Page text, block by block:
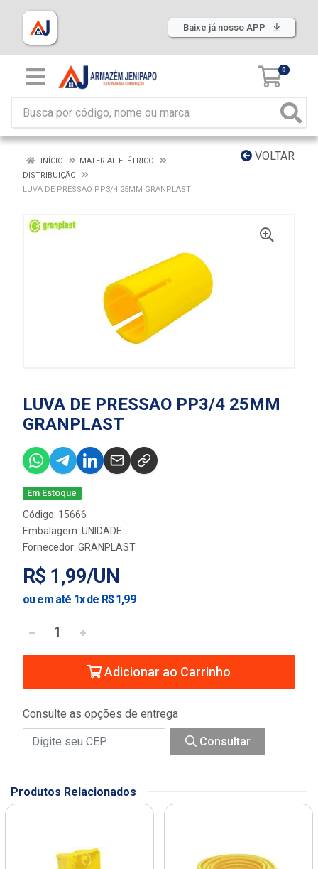
Baixe já nosso APP
0
VOLTAR
INÍCIO
MATERIAL ELÉTRICO
DISTRIBUIÇÃO
LUVA DE PRESSAO PP3/4 25MM GRANPLAST
LUVA DE PRESSAO PP3/4 25MM
GRANPLAST
Em Estoque
Código: 15666
Embalagem: UNIDADE
Fornecedor: GRANPLAST
R$ 1,99/UN
ou em até 1x de R$ 1,99
Adicionar ao Carrinho
Consulte as opções de entrega
Consultar
Produtos Relacionados